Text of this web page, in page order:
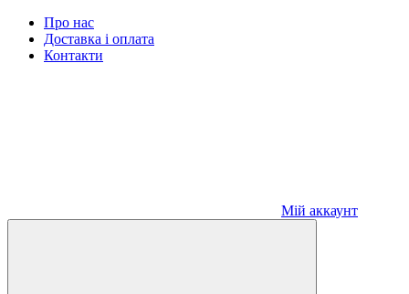
Про нас
Доставка і оплата
Контакти
Мій аккаунт